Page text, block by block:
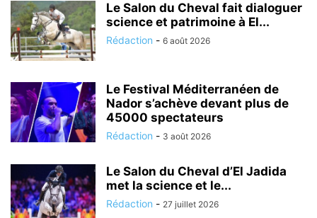
Le Salon du Cheval fait dialoguer
science et patrimoine à El...
Rédaction - 6 août 2026
Le Festival Méditerranéen de
Nador s’achève devant plus de
45000 spectateurs
Rédaction - 3 août 2026
Le Salon du Cheval d’El Jadida
met la science et le...
Rédaction - 27 juillet 2026